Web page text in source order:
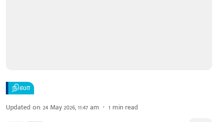
நிலா
Updated on:24 May 2026, 11:47 am 1 min read